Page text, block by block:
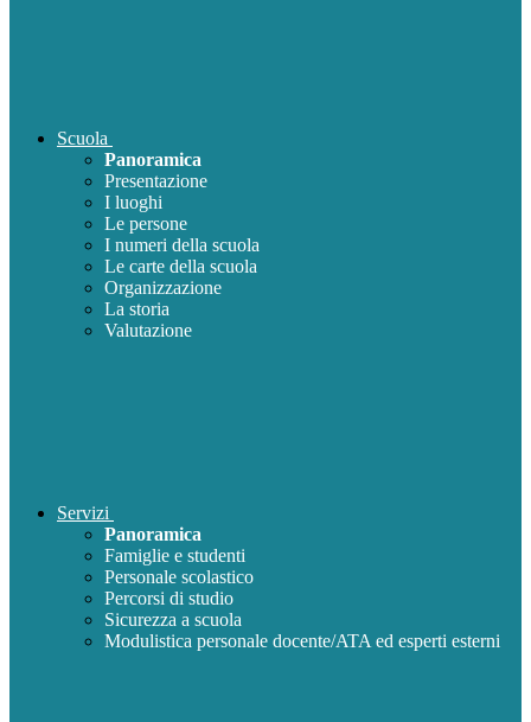
Scuola
Panoramica
Presentazione
I luoghi
Le persone
I numeri della scuola
Le carte della scuola
Organizzazione
La storia
Valutazione
Servizi
Panoramica
Famiglie e studenti
Personale scolastico
Percorsi di studio
Sicurezza a scuola
Modulistica personale docente/ATA ed esperti esterni